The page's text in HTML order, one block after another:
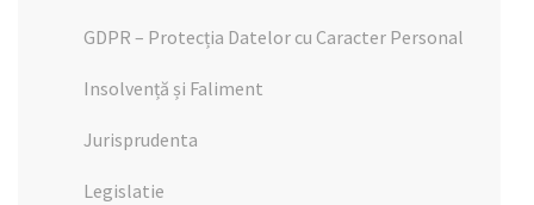
GDPR – Protecția Datelor cu Caracter Personal
Insolvență și Faliment
Jurisprudenta
Legislatie